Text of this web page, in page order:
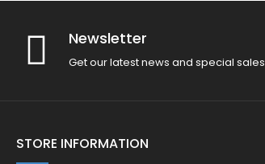
Newsletter
Get our latest news and special sales
STORE INFORMATION